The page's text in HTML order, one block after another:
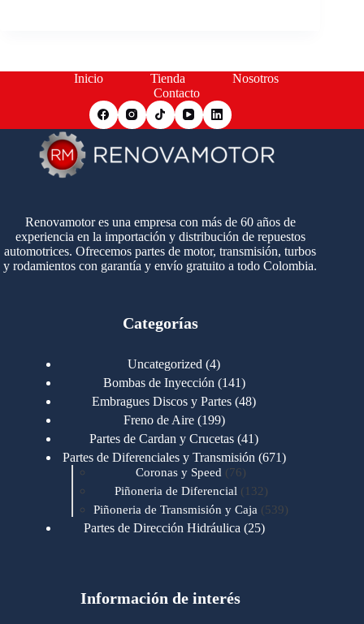
Inicio Tienda
Nosotros
Contacto
Renovamotor es una empresa con más de 60 años de
experiencia en la importación y distribución de repuestos
automotrices. Ofrecemos partes de motor, transmisión, turbos
y rodamientos con garantía y envío gratuito a todo Colombia.
Categorías
Uncategorized 44
productos
Bombas de Inyección 141141
productos
Embragues Discos y Partes 4848
Freno de Aire 199199
productos
Partes de Cardan y Crucetas 4141
productos
Partes de Diferenciales y Transmisión 671671
Coronas y Speed 7676
productos
Piñoneria de Diferencial 132 132
productos
Piñoneria de Transmisión y Caja 539539
Partes de Dirección Hidráulica 2525
Motores Cummins 723
Información de interés